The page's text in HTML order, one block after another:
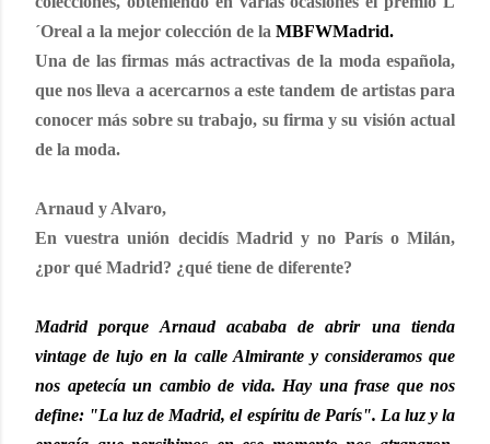
´Oreal a la mejor colección de la MBFWMadrid.
Una de las firmas más actractivas de la moda española,
que nos lleva a acercarnos a este tandem de artistas para
conocer más sobre su trabajo, su firma y su visión actual
de la moda.
Arnaud y Alvaro,
En vuestra unión decidís Madrid y no París o Milán,
¿por qué Madrid? ¿qué tiene de diferente?
Madrid porque Arnaud acababa de abrir una tienda
vintage de lujo en la calle Almirante y consideramos que
nos apetecía un cambio de vida. Hay una frase que nos
define: "La luz de Madrid, el espíritu de París". La luz y la